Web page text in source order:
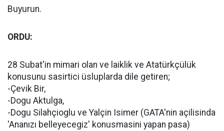
Buyurun.
ORDU:
28 Subat'in mimari olan ve laiklik ve Atatürkçülük
konusunu sasirtici üsluplarda dile getiren;
-Çevik Bir,
-Dogu Aktulga,
-Dogu Silahçioglu ve Yalçin Isimer (GATA'nin açilisinda
'Ananızı belleyecegiz' konusmasini yapan pasa)